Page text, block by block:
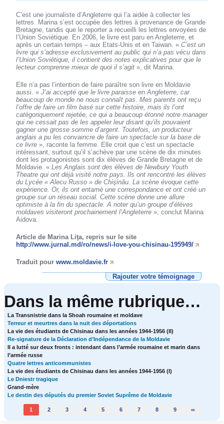
C’est une journaliste d’Angleterre qui l’a aidée à collecter les
lettres. Marina s’est occupée des lettres à provenance de Grande
Bretagne, tandis que le reporter a recueilli les lettres envoyées de
l’Union Soviétique. En 2006, le livre est paru en Angleterre, et
après un certain temps – aux Etats-Unis et en Taiwan. «C’est un
livre qui s’adresse exclusivement au public qui n’a pas vécu dans
l’Union Soviétique, il contient des notes explicatives pour que le
lecteur comprenne mieux de quoi il s’agit », dit Marina.
Elle n’a pas l’intention de faire paraître son livre en Moldavie
aussi. «J’ai accepté que le livre paraisse en Angleterre, car
beaucoup de monde ne nous connaît pas. Mes parents ont reçu
l’offre de faire un film basé sur cette histoire, mais ils l’ont
catégoriquement rejetée, ce qui a beaucoup étonné notre manager
qui ne cessait pas de les appeler leur disant qu’ils pouvaient
gagner une grosse somme d’argent. Toutefois, un producteur
anglais a pu les convaincre de faire un spectacle sur la base de
ce livre », raconte la femme. Elle croit que c’est un spectacle
intéressant, surtout qu’il s’achève par une scène de dix minutes
dont les protagonistes sont dix élèves de Grande Bretagne et de
Moldavie. «Les Anglais sont des élèves de Newbury Youth
Theatre qui ont déjà visité notre pays. Ils ont rencontré les élèves
du Lycée « Alecu Russo » de Chişinău. La scène évoque cette
expérience. Or, ils ont entamé une correspondance et ont créé un
groupe sur un réseau social. Cette scène donne une allure
optimiste à la fin du spectacle. A noter qu’un groupe d’élèves
moldaves visiteront prochainement l’Angleterre », conclut Marina
Aidova.
Article de Marina Liţa, repris sur le site
http://www.jurnal.md/ro/news/i-love-you-chisinau-195949/
Traduit pour www.moldavie.fr
Rajouter votre témoignage
Dans la même rubrique…
La Transnistrie dans la Shoah roumaine et moldave
Terreur et meurtres dans la nuit des déportations
La vie des étudiants de Chisinau dans les années 1944-1956 (II)
Re-signature de la Déclaration d’Indépendance de la Moldavie
Il a lutté sur deux fronts : intendant dans l’armée roumaine et marin dans
l’armée russe
Quatre lettres anticommunistes
La vie des étudiants de Chisinau dans les années 1944-1956 (I)
Le Dniestr tragique
Grand-mère
Le destin des députés du premier Soviet Suprême de Moldavie
1 2 3 4 5 6 7 8 9 ∞